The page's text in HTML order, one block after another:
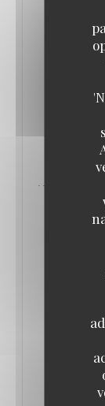
PORTES
LA